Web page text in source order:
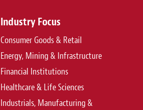
Industry Focus
Consumer Goods & Retail
Energy, Mining & Infrastructure
Financial Institutions
Healthcare & Life Sciences
Industrials, Manufacturing &